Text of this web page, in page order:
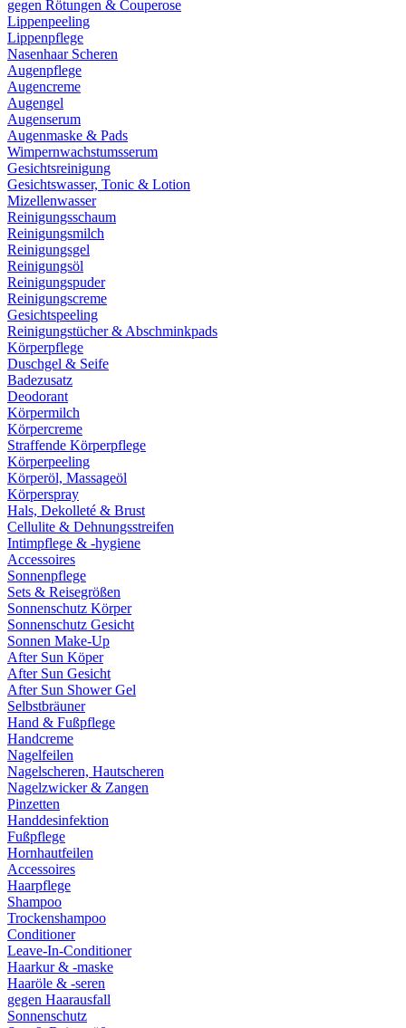
gegen Rötungen & Couperose
Lippenpeeling
Lippenpflege
Nasenhaar Scheren
Augenpflege
Augencreme
Augengel
Augenserum
Augenmaske & Pads
Wimpernwachstumsserum
Gesichtsreinigung
Gesichtswasser, Tonic & Lotion
Mizellenwasser
Reinigungsschaum
Reinigungsmilch
Reinigungsgel
Reinigungsöl
Reinigungspuder
Reinigungscreme
Gesichtspeeling
Reinigungstücher & Abschminkpads
Körperpflege
Duschgel & Seife
Badezusatz
Deodorant
Körpermilch
Körpercreme
Straffende Körperpflege
Körperpeeling
Körperöl, Massageöl
Körperspray
Hals, Dekolleté & Brust
Cellulite & Dehnungsstreifen
Intimpflege & -hygiene
Accessoires
Sonnenpflege
Sets & Reisegrößen
Sonnenschutz Körper
Sonnenschutz Gesicht
Sonnen Make-Up
After Sun Köper
After Sun Gesicht
After Sun Shower Gel
Selbstbräuner
Hand & Fußpflege
Handcreme
Nagelfeilen
Nagelscheren, Hautscheren
Nagelzwicker & Zangen
Pinzetten
Handdesinfektion
Fußpflege
Hornhautfeilen
Accessoires
Haarpflege
Shampoo
Trockenshampoo
Conditioner
Leave-In-Conditioner
Haarkur & -maske
Haaröle & -seren
gegen Haarausfall
Sonnenschutz